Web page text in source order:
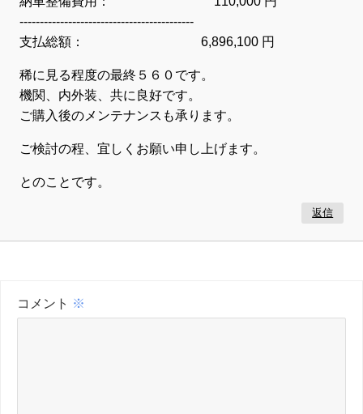
-------------------------------------------
支払総額： 6,896,100 円
稀に見る程度の最終５６０です。
機関、内外装、共に良好です。
ご購入後のメンテナンスも承ります。
ご検討の程、宜しくお願い申し上げます。
とのことです。
返信
コメント ※